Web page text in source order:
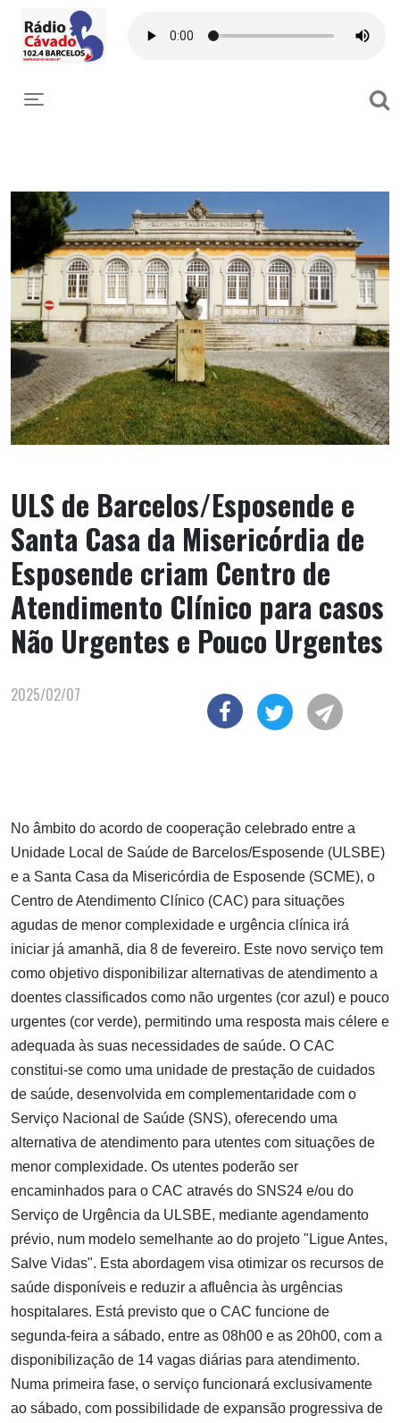
Toggle navigation
ULS de Barcelos/Esposende e
Santa Casa da Misericórdia de
Esposende criam Centro de
Atendimento Clínico para casos
Não Urgentes e Pouco Urgentes
2025/02/07
No âmbito do acordo de cooperação celebrado entre a
Unidade Local de Saúde de Barcelos/Esposende (ULSBE)
e a Santa Casa da Misericórdia de Esposende (SCME), o
Centro de Atendimento Clínico (CAC) para situações
agudas de menor complexidade e urgência clínica irá
iniciar já amanhã, dia 8 de fevereiro. Este novo serviço tem
como objetivo disponibilizar alternativas de atendimento a
doentes classificados como não urgentes (cor azul) e pouco
urgentes (cor verde), permitindo uma resposta mais célere e
adequada às suas necessidades de saúde. O CAC
constitui-se como uma unidade de prestação de cuidados
de saúde, desenvolvida em complementaridade com o
Serviço Nacional de Saúde (SNS), oferecendo uma
alternativa de atendimento para utentes com situações de
menor complexidade. Os utentes poderão ser
encaminhados para o CAC através do SNS24 e/ou do
Serviço de Urgência da ULSBE, mediante agendamento
prévio, num modelo semelhante ao do projeto "Ligue Antes,
Salve Vidas". Esta abordagem visa otimizar os recursos de
saúde disponíveis e reduzir a afluência às urgências
hospitalares. Está previsto que o CAC funcione de
segunda-feira a sábado, entre as 08h00 e as 20h00, com a
disponibilização de 14 vagas diárias para atendimento.
Numa primeira fase, o serviço funcionará exclusivamente
ao sábado, com possibilidade de expansão progressiva de